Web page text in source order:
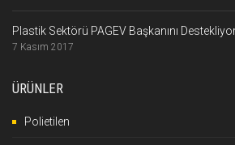
Plastik Sektörü PAGEV Başkanını
7 Kasım 2017
ÜRÜNLER
Polietilen